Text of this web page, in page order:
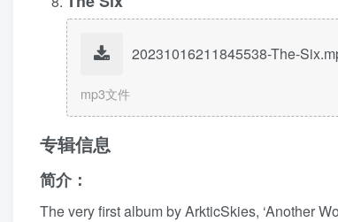
20231016211845538-The-
mp3文件
专辑信息
简介：
The very first album by ArkticSkies, ‘Another